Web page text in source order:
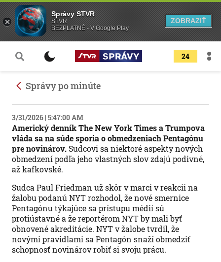
24
Správy po minúte
3/31/2026 | 5:47:00 AM
Americký denník The New York Times a Trumpova
vláda sa na súde sporia o obmedzeniach Pentagónu
pre novinárov. Sudcovi sa niektoré aspekty nových
obmedzení podľa jeho vlastných slov zdajú podivné,
až kafkovské.
Sudca Paul Friedman už skôr v marci v reakcii na
žalobu podanú NYT rozhodol, že nové smernice
Pentagónu týkajúce sa prístupu médií sú
protiústavné a že reportérom NYT by mali byť
obnovené akreditácie. NYT v žalobe tvrdil, že
novými pravidlami sa Pentagón snaží obmedziť
schopnosť novinárov robiť si svoju prácu.
Správy STVR
STVR
BEZPLATNÉ - V Google Play
ZOBRAZIŤ